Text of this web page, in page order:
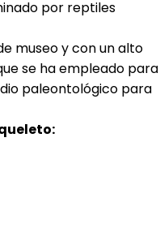
por reptiles
museo y con un alto
se ha empleado para
paleontológico para